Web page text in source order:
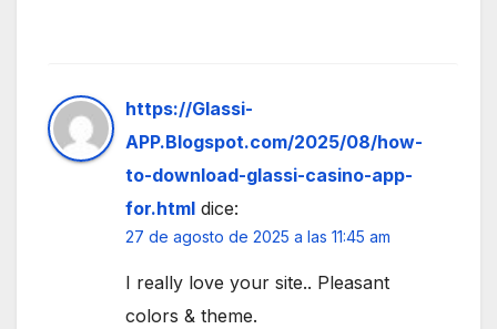
https://Glassi-
APP.Blogspot.com/2025/08/how-
to-download-glassi-casino-app-
for.html dice:
27 de agosto de 2025 a las 11:45 am
I really love your site.. Pleasant
colors & theme.